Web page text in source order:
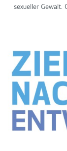
sexueller Gewalt.